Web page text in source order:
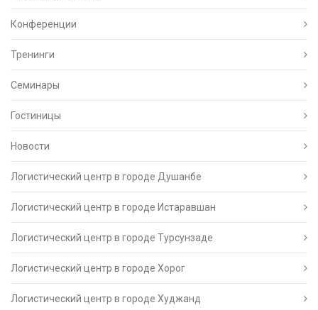
Конференции
Тренинги
Семинары
Гостиницы
Новости
Логистический центр в городе Душанбе
Логистический центр в городе Истаравшан
Логистический центр в городе Турсунзаде
Логистический центр в городе Хорог
Логистический центр в городе Худжанд